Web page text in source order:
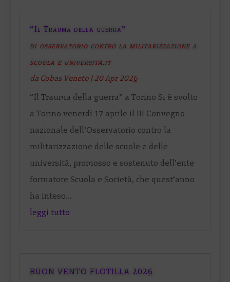
“Il Trauma della guerra”
di osservatorio contro la militarizzazione a
scuola e università.it
da Cobas Veneto |20 Apr 2026
“Il Trauma della guerra” a Torino Si è svolto
a Torino venerdì 17 aprile il III Convegno
nazionale dell’Osservatorio contro la
militarizzazione delle scuole e delle
università, promosso e sostenuto dell’ente
formatore Scuola e Società, che quest’anno
ha inteso...
leggi tutto
BUON VENTO FLOTILLA 2026